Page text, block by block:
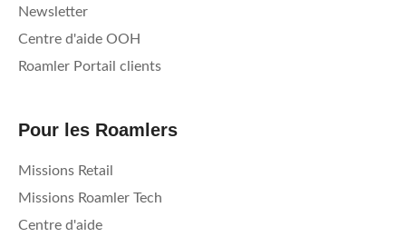
Newsletter
Centre d'aide OOH
Roamler Portail clients
Pour les Roamlers
Missions Retail
Missions Roamler Tech
Centre d'aide